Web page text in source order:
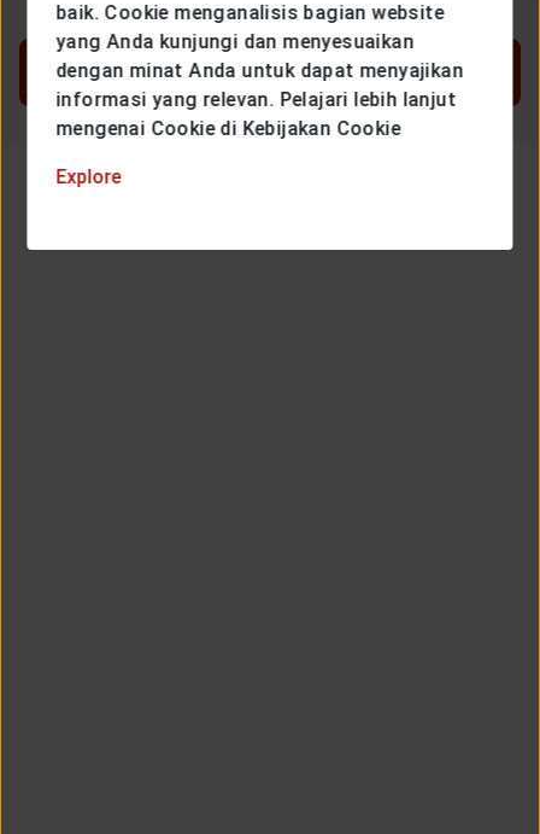
SHOW MORE
baik. Cookie menganalisis bagian website
yang Anda kunjungi dan menyesuaikan
dengan minat Anda untuk dapat menyajikan
informasi yang relevan. Pelajari lebih lanjut
mengenai Cookie di Kebijakan Cookie
Explore